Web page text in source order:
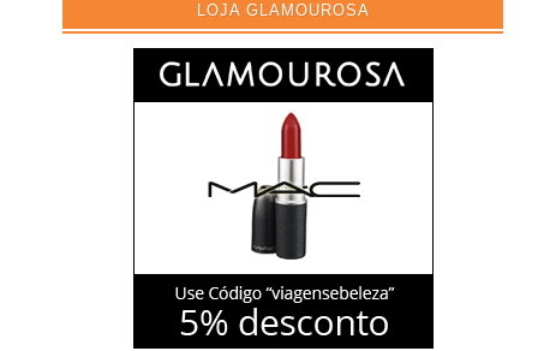
LOJA GLAMOUROSA